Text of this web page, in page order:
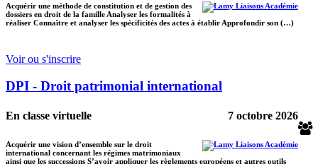
Acquérir une méthode de constitution et de gestion des
dossiers en droit de la famille Analyser les formalités à
réaliser Connaître et analyser les spécificités des actes à établir Approfondir son (…)
Voir ou s'inscrire
DPI - Droit patrimonial international
En classe virtuelle 7 octobre 2026
Acquérir une vision d’ensemble sur le droit
international concernant les régimes matrimoniaux
ainsi que les successions S’avoir appliquer les règlements européens et autres outils